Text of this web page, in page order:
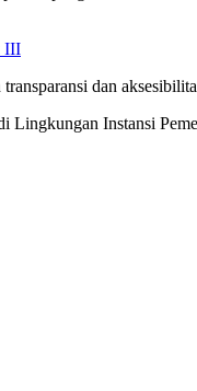
III
dan
Instansi